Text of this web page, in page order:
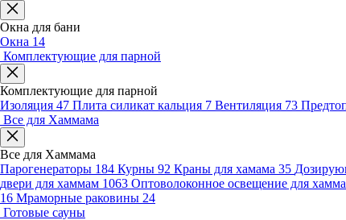
Окна для бани
Окна 14
Комплектующие для парной
Комплектующие для парной
Изоляция 47 Плита силикат кальция 7 Вентиляция 73
Все для Хаммама
Все для Хаммама
Парогенераторы 184 Курны 92 Краны для хамама 35
двери для хаммам 1063 Оптоволоконное освещение для
16 Мраморные раковины 24
Готовые сауны